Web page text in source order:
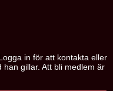
in för att kontakta eller
gillar. Att bli medlem är